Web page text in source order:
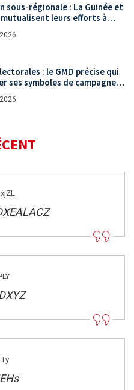
sous-régionale : La Guinée et
mutualisent leurs efforts à
le programme RéZo
: le GMD précise qui
ses symboles de campagne
du 31 mai